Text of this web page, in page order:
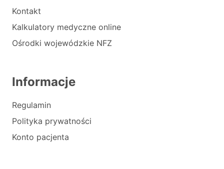
Kontakt
Kalkulatory medyczne online
Ośrodki wojewódzkie NFZ
Informacje
Regulamin
Polityka prywatności
Konto pacjenta